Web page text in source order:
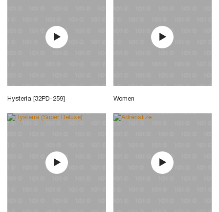
Hysteria [32PD-259] Women